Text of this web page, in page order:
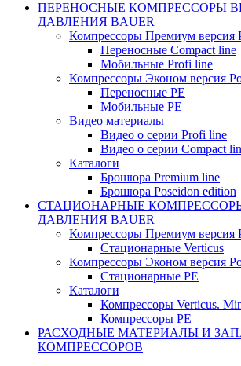
ПЕРЕНОСНЫЕ КОМПРЕССОРЫ
ДАВЛЕНИЯ BAUER
Компрессоры Премиум версия
Переносные Compact line
Мобильные Profi line
Компрессоры Эконом версия
Переносные PE
Мобильные PE
Видео материалы
Видео о серии Profi line
Видео о серии Compact
Каталоги
Брошюра Premium line
Брошюра Poseidon edition
СТАЦИОНАРНЫЕ
ДАВЛЕНИЯ BAUER
Компрессоры Премиум версия
Стационарные Verticus
Компрессоры Эконом версия
Стационарные PE
Каталоги
Компрессоры Verticus.
Компрессоры PE
РАСХОДНЫЕ МАТЕРИАЛЫ И
КОМПРЕССОРОВ